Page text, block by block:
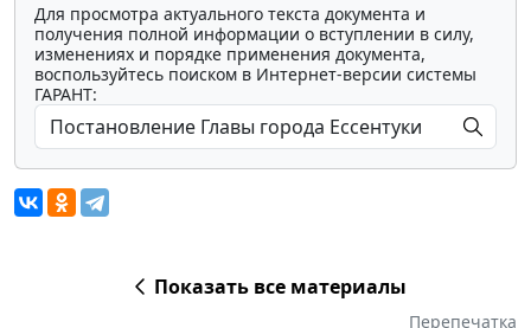
Для просмотра актуального текста документа и
получения полной информации о вступлении в силу,
изменениях и порядке применения документа,
воспользуйтесь поиском в Интернет-версии системы
ГАРАНТ:
Показать все материалы
Перепечатка